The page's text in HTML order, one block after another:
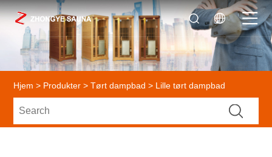
Hjem > Produkter >Tørt dampbad > Lille tørt dampbad